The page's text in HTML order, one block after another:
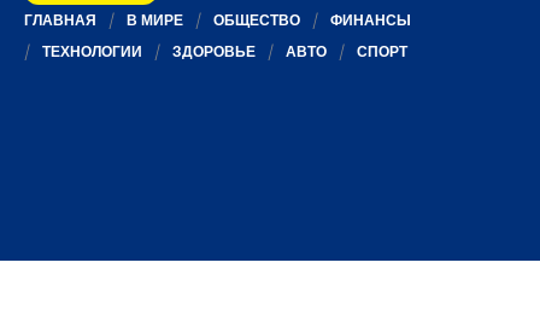
ГЛАВНАЯ В МИРЕ ОБЩЕСТВО
ФИНАНСЫ
ТЕХНОЛОГИИ
ЗДОРОВЬЕ АВТО СПОРТ